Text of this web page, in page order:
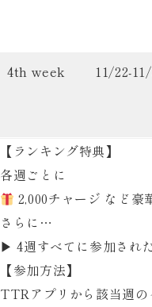
4th week 11/22-
【ランキング特典】
各週ごとに
2,000チャージ など豪
さらに…
▶4週すべてに参加され
【参加方法】
TTRアプリから該当週